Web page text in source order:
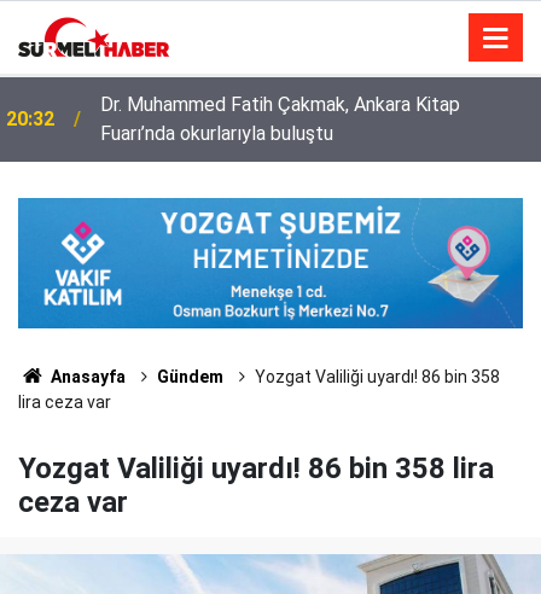
20:32
Dr. Muhammed Fatih Çakmak, Ankara Kitap
14:52
Diyanet İşleri Başkanlığı ile Türkiye Diyanet Vakfı
milyonları sevindirdi
Anasayfa Gündem
Yozgat Valiliği uyardı! 86 bin 358
lira ceza var
Yozgat Valiliği uyardı! 86 bin 358 lira
ceza var